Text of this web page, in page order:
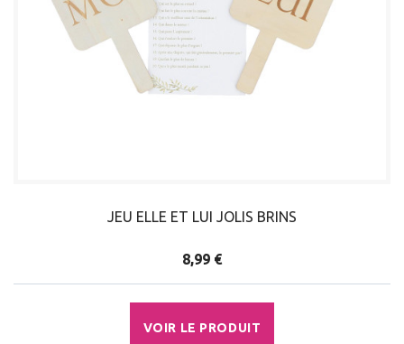
JEU ELLE ET LUI JOLIS BRINS
8,99 €
VOIR LE PRODUIT